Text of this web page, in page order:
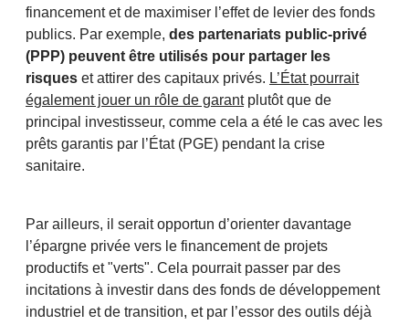
financement et de maximiser l’effet de levier des fonds
publics. Par exemple, des partenariats public-privé
(PPP) peuvent être utilisés pour partager les
risques et attirer des capitaux privés. L’État pourrait
également jouer un rôle de garantplutôt que de
principal investisseur, comme cela a été le cas avec les
prêts garantis par l’État (PGE) pendant la crise
sanitaire.
Par ailleurs, il serait opportun d’orienter davantage
l’épargne privée vers le financement de projets
productifs et "verts". Cela pourrait passer par des
incitations à investir dans des fonds de développement
industriel et de transition, et par l’essor des outils déjà